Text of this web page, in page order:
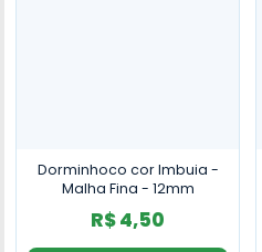
Dorminhoco cor Imbuia -
Malha Fina - 12mm
R$ 4,50